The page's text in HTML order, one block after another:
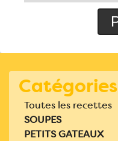
Catégories
Toutes les recettes
SOUPES
PETITS GATEAUX